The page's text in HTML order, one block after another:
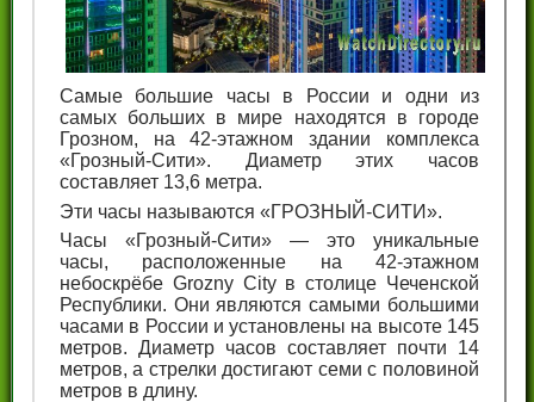
Самые большие часы в России и одни из
самых больших в мире находятся в городе
Грозном, на 42-этажном здании комплекса
«Грозный-Сити». Диаметр этих часов
составляет 13,6 метра.
Эти часы называются «ГРОЗНЫЙ-СИТИ».
Часы «Грозный-Сити» — это уникальные
часы, расположенные на 42-этажном
небоскрёбе Grozny City в столице Чеченской
Республики. Они являются самыми большими
часами в России и установлены на высоте 145
метров. Диаметр часов составляет почти 14
метров, а стрелки достигают семи с половиной
метров в длину.